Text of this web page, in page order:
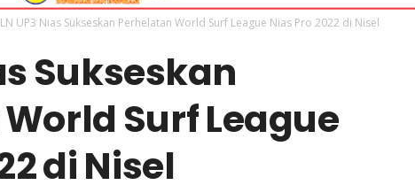
UP3 Nias Sukseskan Perhelatan World Surf League Nias Pro 2022 di Nisel
Sukseskan
Surf League
di Nisel